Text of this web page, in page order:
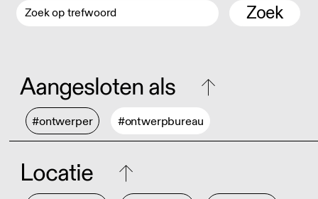
Zoek
Aangesloten als
#ontwerper #ontwerpbureau
Locatie